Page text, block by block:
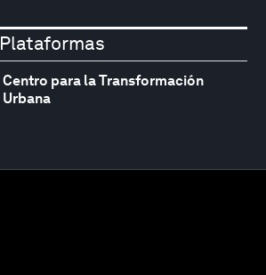
Plataformas
Centro para la Transformación
Urbana